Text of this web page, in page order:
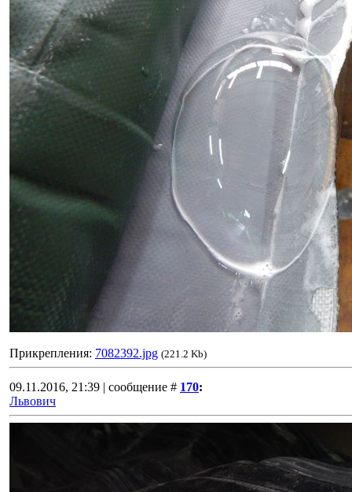
Прикрепления: 7082392.jpg (221.2 Kb)
09.11.2016, 21:39 | сообщение # 170:
Львович